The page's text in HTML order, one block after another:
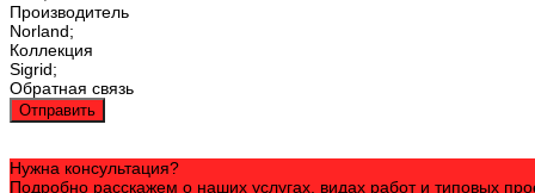
Производитель
Norland;
Коллекция
Sigrid;
Обратная связь
Отправить
Нужна консультация?
Подробно расскажем о наших услугах, видах работ и типовых